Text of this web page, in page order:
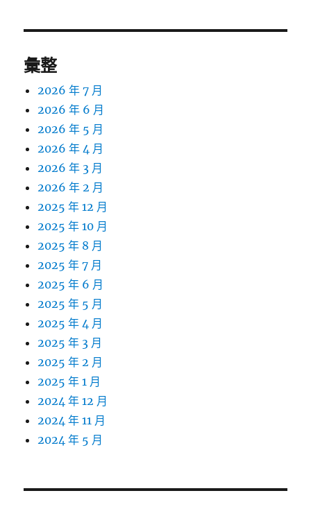
彙整
2026 年 7 月
2026 年 6 月
2026 年 5 月
2026 年 4 月
2026 年 3 月
2026 年 2 月
2025 年 12 月
2025 年 10 月
2025 年 8 月
2025 年 7 月
2025 年 6 月
2025 年 5 月
2025 年 4 月
2025 年 3 月
2025 年 2 月
2025 年 1 月
2024 年 12 月
2024 年 11 月
2024 年 5 月